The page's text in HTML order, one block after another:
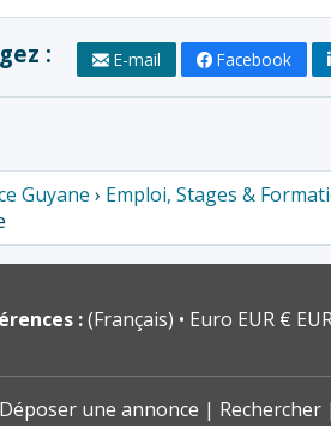
: E-mail Facebook
Guyane › Emploi, Stages &
:(Français) Euro EUR €
Déposer une annonce Rechercher